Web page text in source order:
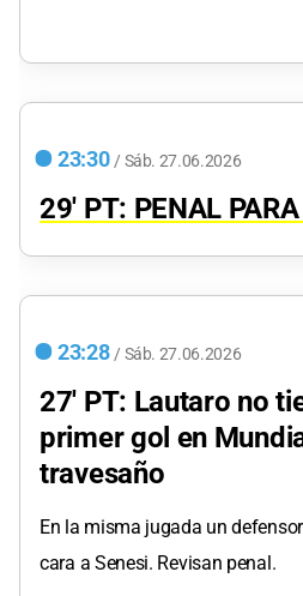
23:30 / Sáb. 27.06.2026
29' PT: PENAL
23:28 / Sáb. 27.06.2026
27' PT: Lautaro no
primer gol en
travesaño
En la misma jugada un
cara a Senesi. Revisan penal.